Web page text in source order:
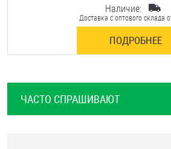
Наличие:
Доставка с оптового склада
ПОДРОБНЕЕ
ЧАСТО СПРАШИВАЮТ